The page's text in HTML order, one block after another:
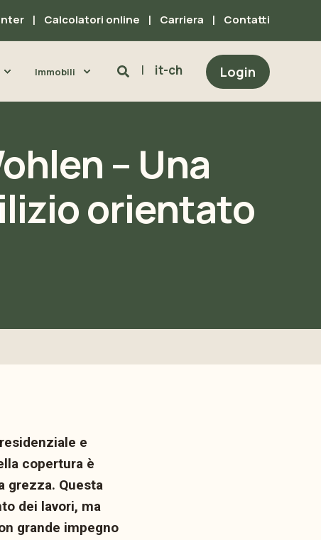
Calcolatori online Carriera Contatti
Immobili it-ch Login
– Una
orientato
e
copertura è
grezza. Questa
dei lavori, ma
grande impegno